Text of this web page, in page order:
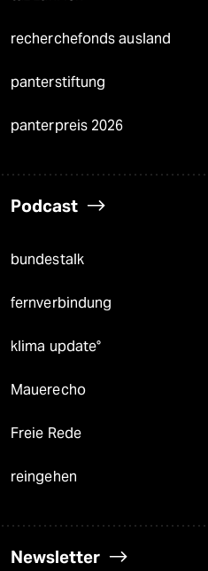
recherchefonds ausland
panterstiftung
panterpreis 2026
Podcast
bundestalk
fernverbindung
klima update°
Mauerecho
Freie Rede
reingehen
Newsletter